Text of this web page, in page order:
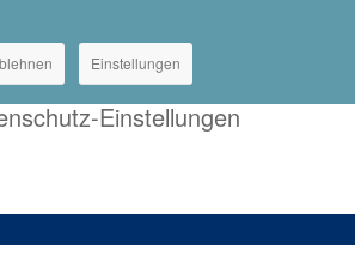
Einstellungen
Einstellungen